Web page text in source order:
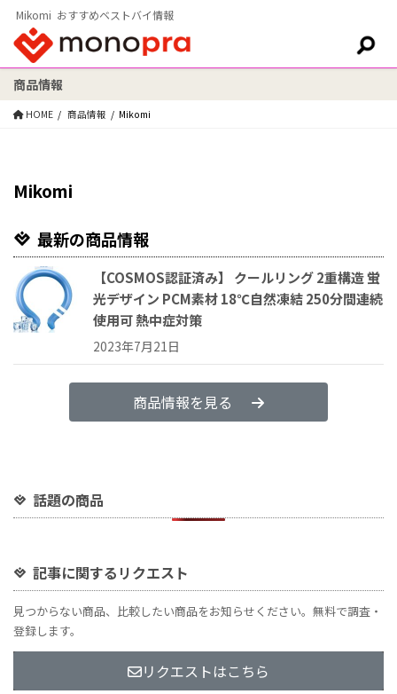
Mikomi おすすめベストバイ情報
検索:
商品情報
HOME 商品情報 Mikomi
Mikomi
最新の商品情報
【COSMOS認証済み】 クールリング 2重構造 蛍
光デザイン PCM素材 18℃自然凍結 250分間連続
使用可 熱中症対策
2023年7月21日
商品情報を見る
話題の商品
記事に関するリクエスト
見つからない商品、比較したい商品をお知らせください。無料で調査・
登録します。
リクエストはこちら